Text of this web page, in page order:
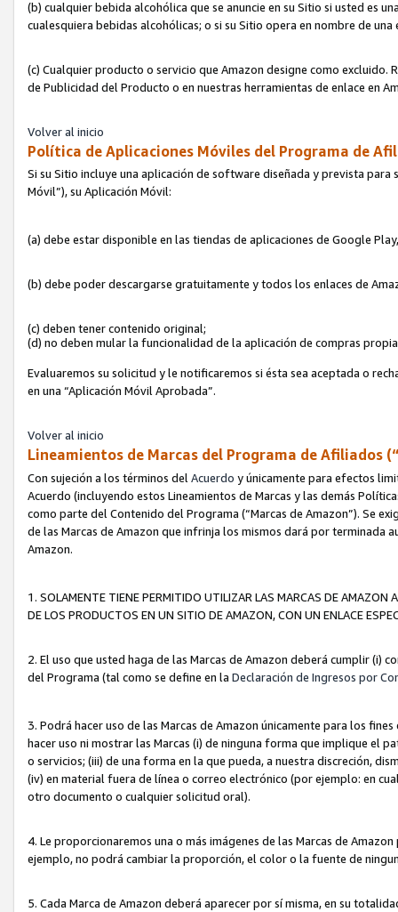
(b) cualquier bebida alcohólica que se anuncie en su Sitio si usted es
cualesquiera bebidas alcohólicas; o si su Sitio opera en nombre de
(c) Cualquier producto o servicio que Amazon designe como excluido.
de Publicidad del Producto o en nuestras herramientas de enlace en
Volver al inicio
Política de Aplicaciones Móviles del Programa de
Si su Sitio incluye una aplicación de software diseñada y prevista
Móvil”), su Aplicación Móvil:
(a) debe estar disponible en las tiendas de aplicaciones de Google
(b) debe poder descargarse gratuitamente y todos los enlaces de
(c) deben tener contenido original;
(d) no deben mular la funcionalidad de la aplicación de compras
Evaluaremos su solicitud y le notificaremos si ésta sea aceptada o
en una “Aplicación Móvil Aprobada”.
Volver al inicio
Lineamientos de Marcas del Programa de Afiliados
Con sujeción a los términos del Acuerdo y únicamente para efectos
Acuerdo (incluyendo estos Lineamientos de Marcas y las demás
como parte del Contenido del Programa (“Marcas de Amazon”). Se
de las Marcas de Amazon que infrinja los mismos dará por terminada
Amazon.
1. SOLAMENTE TIENE PERMITIDO UTILIZAR LAS MARCAS DE
DE LOS PRODUCTOS EN UN SITIO DE AMAZON, CON UN ENLACE
2. El uso que usted haga de las Marcas de Amazon deberá cumplir (i)
del Programa (tal como se define en la Declaración de Ingresos por
3. Podrá hacer uso de las Marcas de Amazon únicamente para los
hacer uso ni mostrar las Marcas (i) de ninguna forma que implique el
o servicios; (iii) de una forma en la que pueda, a nuestra discreción,
(iv) en material fuera de línea o correo electrónico (por ejemplo: en
otro documento o cualquier solicitud oral).
4. Le proporcionaremos una o más imágenes de las Marcas de
ejemplo, no podrá cambiar la proporción, el color o la fuente de
5. Cada Marca de Amazon deberá aparecer por sí misma, en su